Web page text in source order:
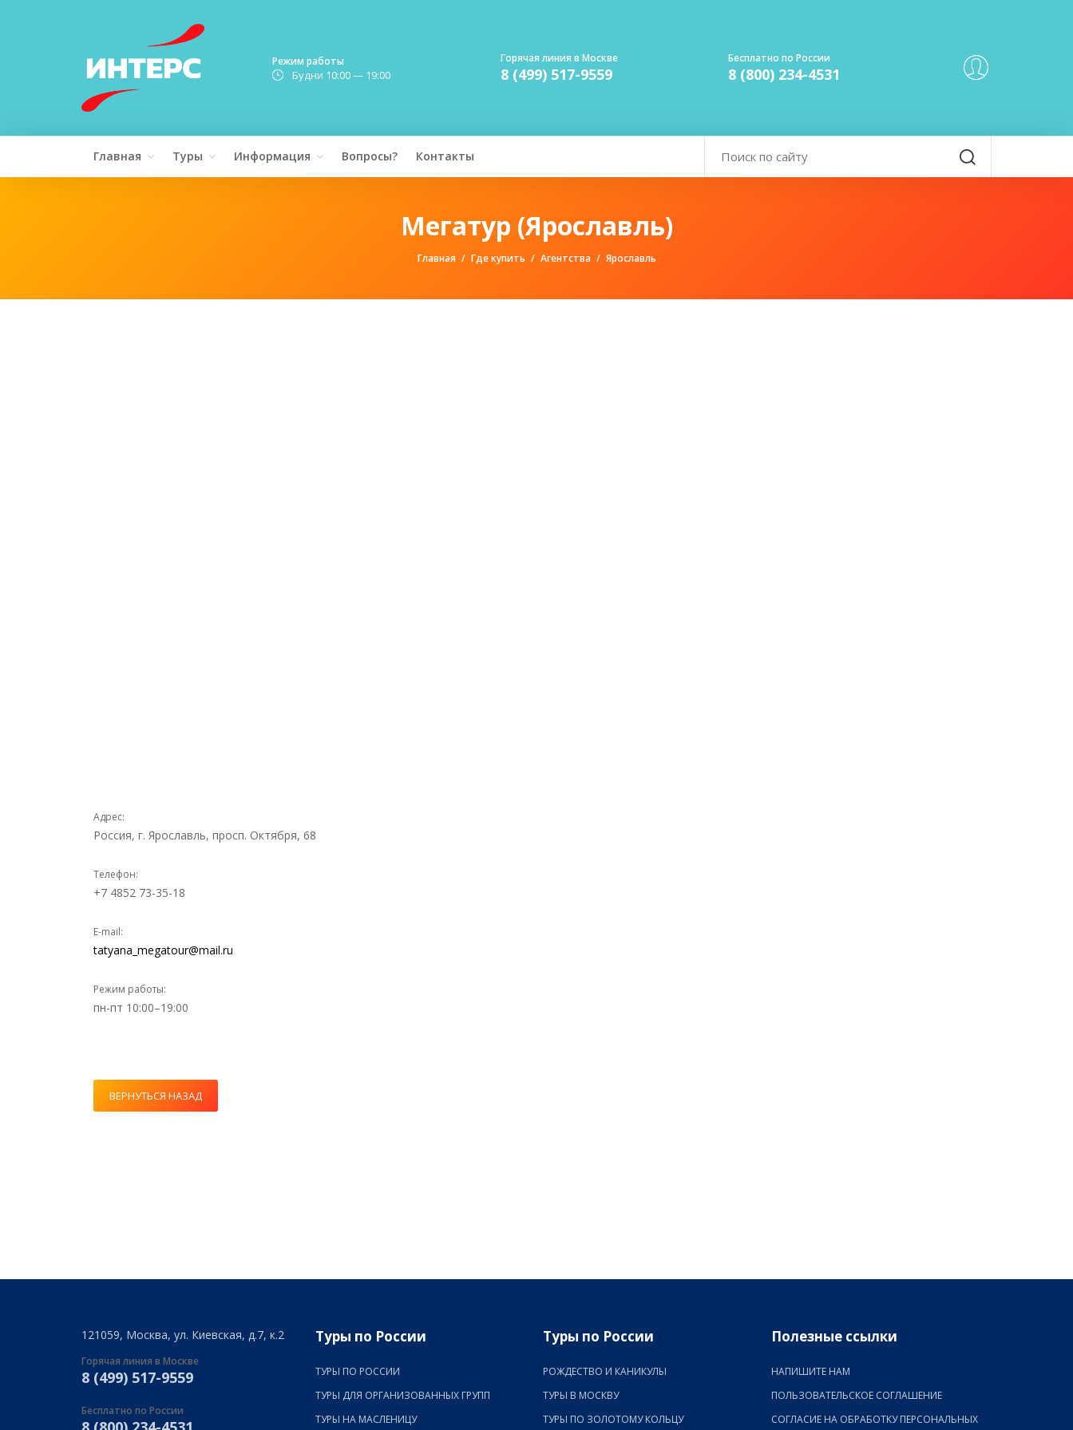
Режим работы
Будни 10:00 — 19:00
Горячая линия в Москве
8 (499) 517-9559
Бесплатно по России
8 (800) 234-4531
Главная Туры Информация Вопросы? Контакты
Мегатур (Ярославль)
Главная Где купить Агентства Ярославль
Адрес:
Россия, г. Ярославль, просп. Октября, 68
Телефон:
+7 4852 73-35-18
E-mail:
tatyana_megatour@mail.ru
Режим работы:
пн-пт 10:00–19:00
ВЕРНУТЬСЯ НАЗАД
121059, Москва, ул. Киевская, д.7, к.2
Горячая линия в Москве
8 (499) 517-9559
Бесплатно по России
Туры по России
ТУРЫ ПО РОССИИ
ТУРЫ ДЛЯ ОРГАНИЗОВАННЫХ ГРУПП
ТУРЫ НА МАСЛЕНИЦУ
Туры по России
РОЖДЕСТВО И КАНИКУЛЫ
ТУРЫ В МОСКВУ
ТУРЫ ПО ЗОЛОТОМУ КОЛЬЦУ
Полезные ссылки
НАПИШИТЕ НАМ
ПОЛЬЗОВАТЕЛЬСКОЕ СОГЛАШЕНИЕ
СОГЛАСИЕ НА ОБРАБОТКУ ПЕРСОНАЛЬНЫХ